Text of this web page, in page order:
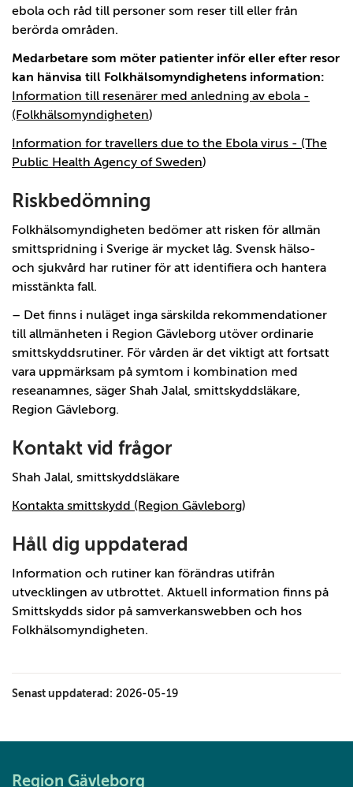
ebola och råd till personer som reser till eller från
berörda områden.
Medarbetare som möter patienter inför eller efter resor
kan hänvisa till Folkhälsomyndighetens information:
Information till resenärer med anledning av ebola -
(Folkhälsomyndigheten)
Information for travellers due to the Ebola virus - (The
Public Health Agency of Sweden)
Riskbedömning
Folkhälsomyndigheten bedömer att risken för allmän
smittspridning i Sverige är mycket låg. Svensk hälso-
och sjukvård har rutiner för att identifiera och hantera
misstänkta fall.
– Det finns i nuläget inga särskilda rekommendationer
till allmänheten i Region Gävleborg utöver ordinarie
smittskyddsrutiner. För vården är det viktigt att fortsatt
vara uppmärksam på symtom i kombination med
reseanamnes, säger Shah Jalal, smittskyddsläkare,
Region Gävleborg.
Kontakt vid frågor
Shah Jalal, smittskyddsläkare
Kontakta smittskydd (Region Gävleborg)
Håll dig uppdaterad
Information och rutiner kan förändras utifrån
utvecklingen av utbrottet. Aktuell information finns på
Smittskydds sidor på samverkanswebben och hos
Folkhälsomyndigheten.
Senast uppdaterad: 2026-05-19
Region Gävleborg